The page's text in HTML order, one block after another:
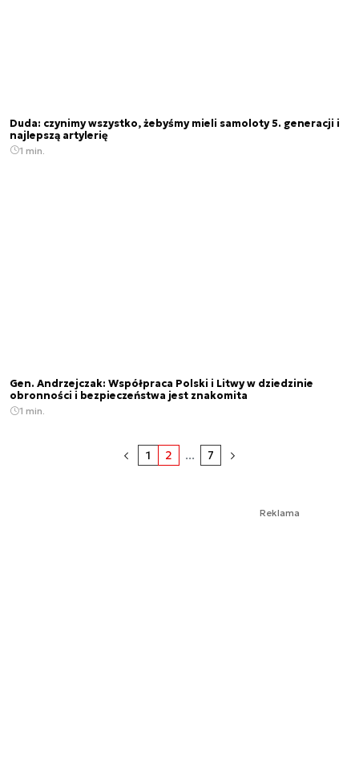
Duda: czynimy wszystko, żebyśmy mieli samoloty 5. generacji i
najlepszą artylerię
1 min.
Gen. Andrzejczak: Współpraca Polski i Litwy w dziedzinie
obronności i bezpieczeństwa jest znakomita
1 min.
1 2 ... 7
Reklama